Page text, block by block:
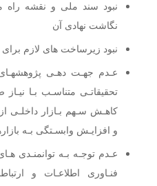
نبود سند ملی و نقشه راه
نگاشت نهادی آن
نبود زیرساخت های لازم
عـدم جهـت دهـی پژوهشهـای
تحقیقاتـی متناسـب بـا نیـاز
کاهـش سـهم بـازار داخلـی
و افزایـش وابسـتگی بـه
عـدم توجـه بـه توانمنـدی
فنـاوری اطلاعـات و